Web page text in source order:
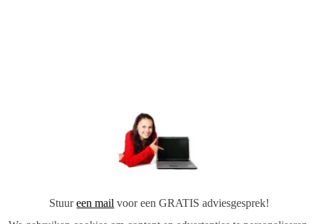
Stuur een mail voor een GRATIS adviesgesprek!